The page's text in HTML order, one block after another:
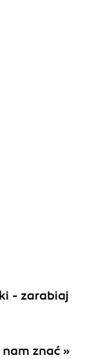
- zarabiaj
znać »